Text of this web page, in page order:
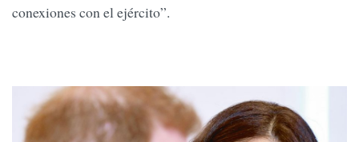
conexiones con el ejército”.